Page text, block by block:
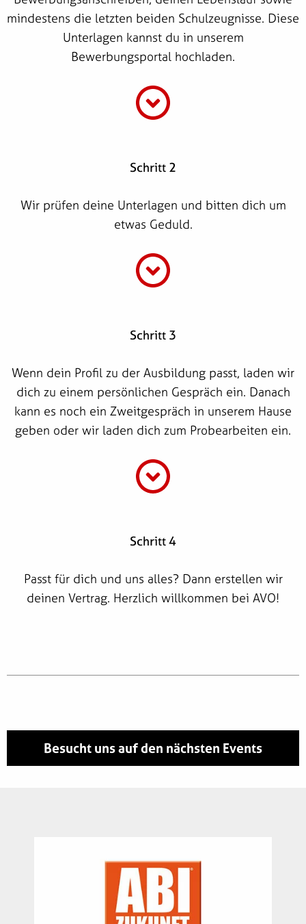
mindestens die letzten beiden Schulzeugnisse. Diese
Unterlagen kannst du in unserem
Bewerbungsportal hochladen.
Schritt 2
Wir prüfen deine Unterlagen und bitten dich um
etwas Geduld.
Schritt 3
Wenn dein Profil zu der Ausbildung passt, laden wir
dich zu einem persönlichen Gespräch ein. Danach
kann es noch ein Zweitgespräch in unserem Hause
geben oder wir laden dich zum Probearbeiten ein.
Schritt 4
Passt für dich und uns alles? Dann erstellen wir
deinen Vertrag. Herzlich willkommen bei AVO!
Besucht uns auf den nächsten Events